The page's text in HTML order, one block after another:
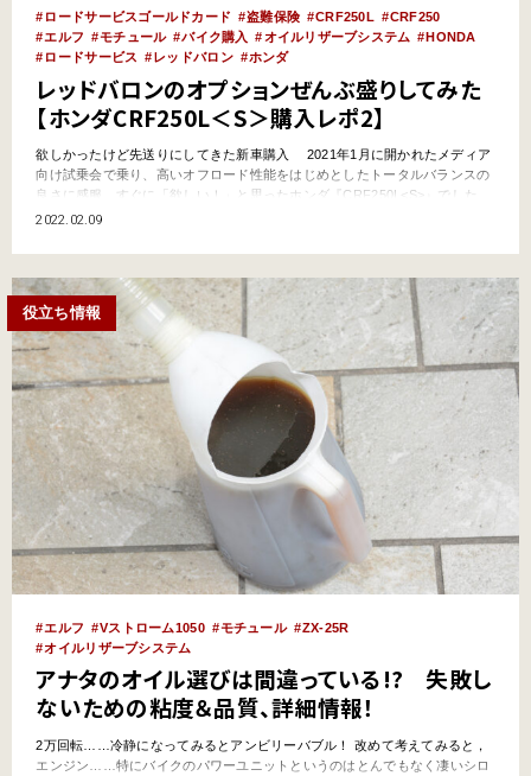
ロードサービスゴールドカード 盗難保険 CRF250L
CRF250
エルフ
モチュール バイク購入 オイルリザーブシステム
HONDA
ロードサービス
レッドバロン ホンダ
レッドバロンのオプションぜんぶ盛りしてみた
【ホンダCRF250L＜S＞購入レポ2】
欲しかったけど先送りにしてきた新車購入 2021年1月に開かれたメディア
向け試乗会で乗り、高いオフロード性能をはじめとしたトータルバランスの
良さに感服。すぐに「欲しい！」と思ったホンダ『CRF250L<S>』でした
が、販売好調に加え、コロナ禍もあって新車が入手困難という情報を耳に
年も年の瀬に。「CRFが欲しい…
2022.02.09
役立ち情報
エルフ Vストローム1050 モチュール
ZX-25R
オイルリザーブシステム
アナタのオイル選びは間違っている!? 失敗し
ないための粘度＆品質、詳細情報！
2万回転……冷静になってみるとアンビリーバブル！ 改めて考えてみると，
エンジン……特にバイクのパワーユニットというのはとんでもなく凄いシロ